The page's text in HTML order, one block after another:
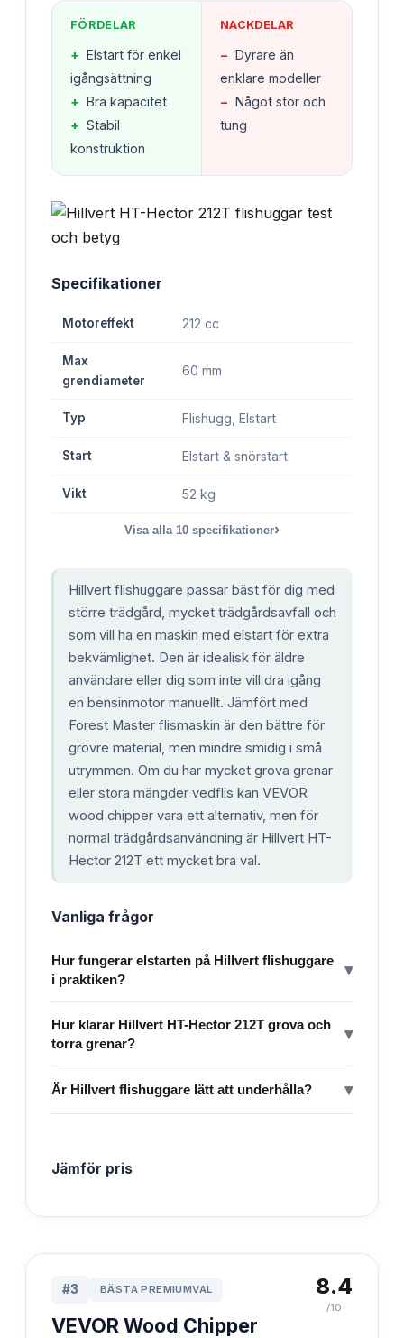
FÖRDELAR
+ Elstart för enkel
igångsättning
+ Bra kapacitet
+ Stabil
konstruktion
NACKDELAR
− Dyrare än
enklare modeller
− Något stor och
tung
Specifikationer
Motoreffekt 212 cc
Max
grendiameter
60 mm
Typ Flishugg, Elstart
Start Elstart & snörstart
Vikt 52 kg
Visa alla 10 specifikationer›
Hillvert flishuggare passar bäst för dig med
större trädgård, mycket trädgårdsavfall och
som vill ha en maskin med elstart för extra
bekvämlighet. Den är idealisk för äldre
användare eller dig som inte vill dra igång
en bensinmotor manuellt. Jämfört med
Forest Master flismaskin är den bättre för
grövre material, men mindre smidig i små
utrymmen. Om du har mycket grova grenar
eller stora mängder vedflis kan VEVOR
wood chipper vara ett alternativ, men för
normal trädgårdsanvändning är Hillvert HT-
Hector 212T ett mycket bra val.
Vanliga frågor
Hur fungerar elstarten på Hillvert flishuggare
i praktiken?
▾
Hur klarar Hillvert HT-Hector 212T grova och
torra grenar?
▾
Är Hillvert flishuggare lätt att underhålla? ▾
Jämför pris
#3 BÄSTA PREMIUMVAL
VEVOR Wood Chipper
8.4
/10